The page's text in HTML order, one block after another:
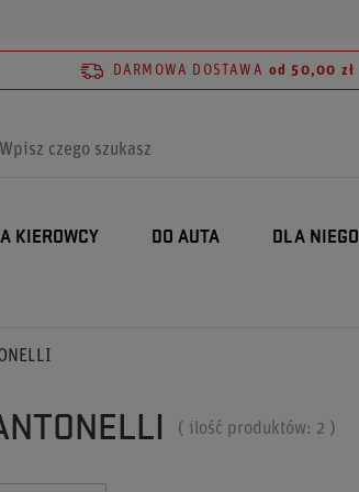
DARMOWA DOSTAWA od 50,00 zł
KIEROWCY DO AUTA DLA NIEGO
( ilość produktów: 2 )